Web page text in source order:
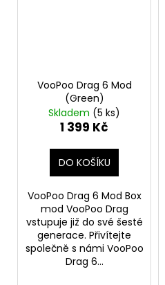
VooPoo Drag 6 Mod
(Green)
Skladem (5 ks)
1 399 Kč
DO KOŠÍKU
VooPoo Drag 6 Mod Box
mod VooPoo Drag
vstupuje již do své šesté
generace. Přivítejte
společně s námi VooPoo
Drag 6...